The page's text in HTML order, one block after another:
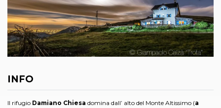
INFO
Il rifugio Damiano Chiesa domina dall’ alto del Monte Altissimo (a